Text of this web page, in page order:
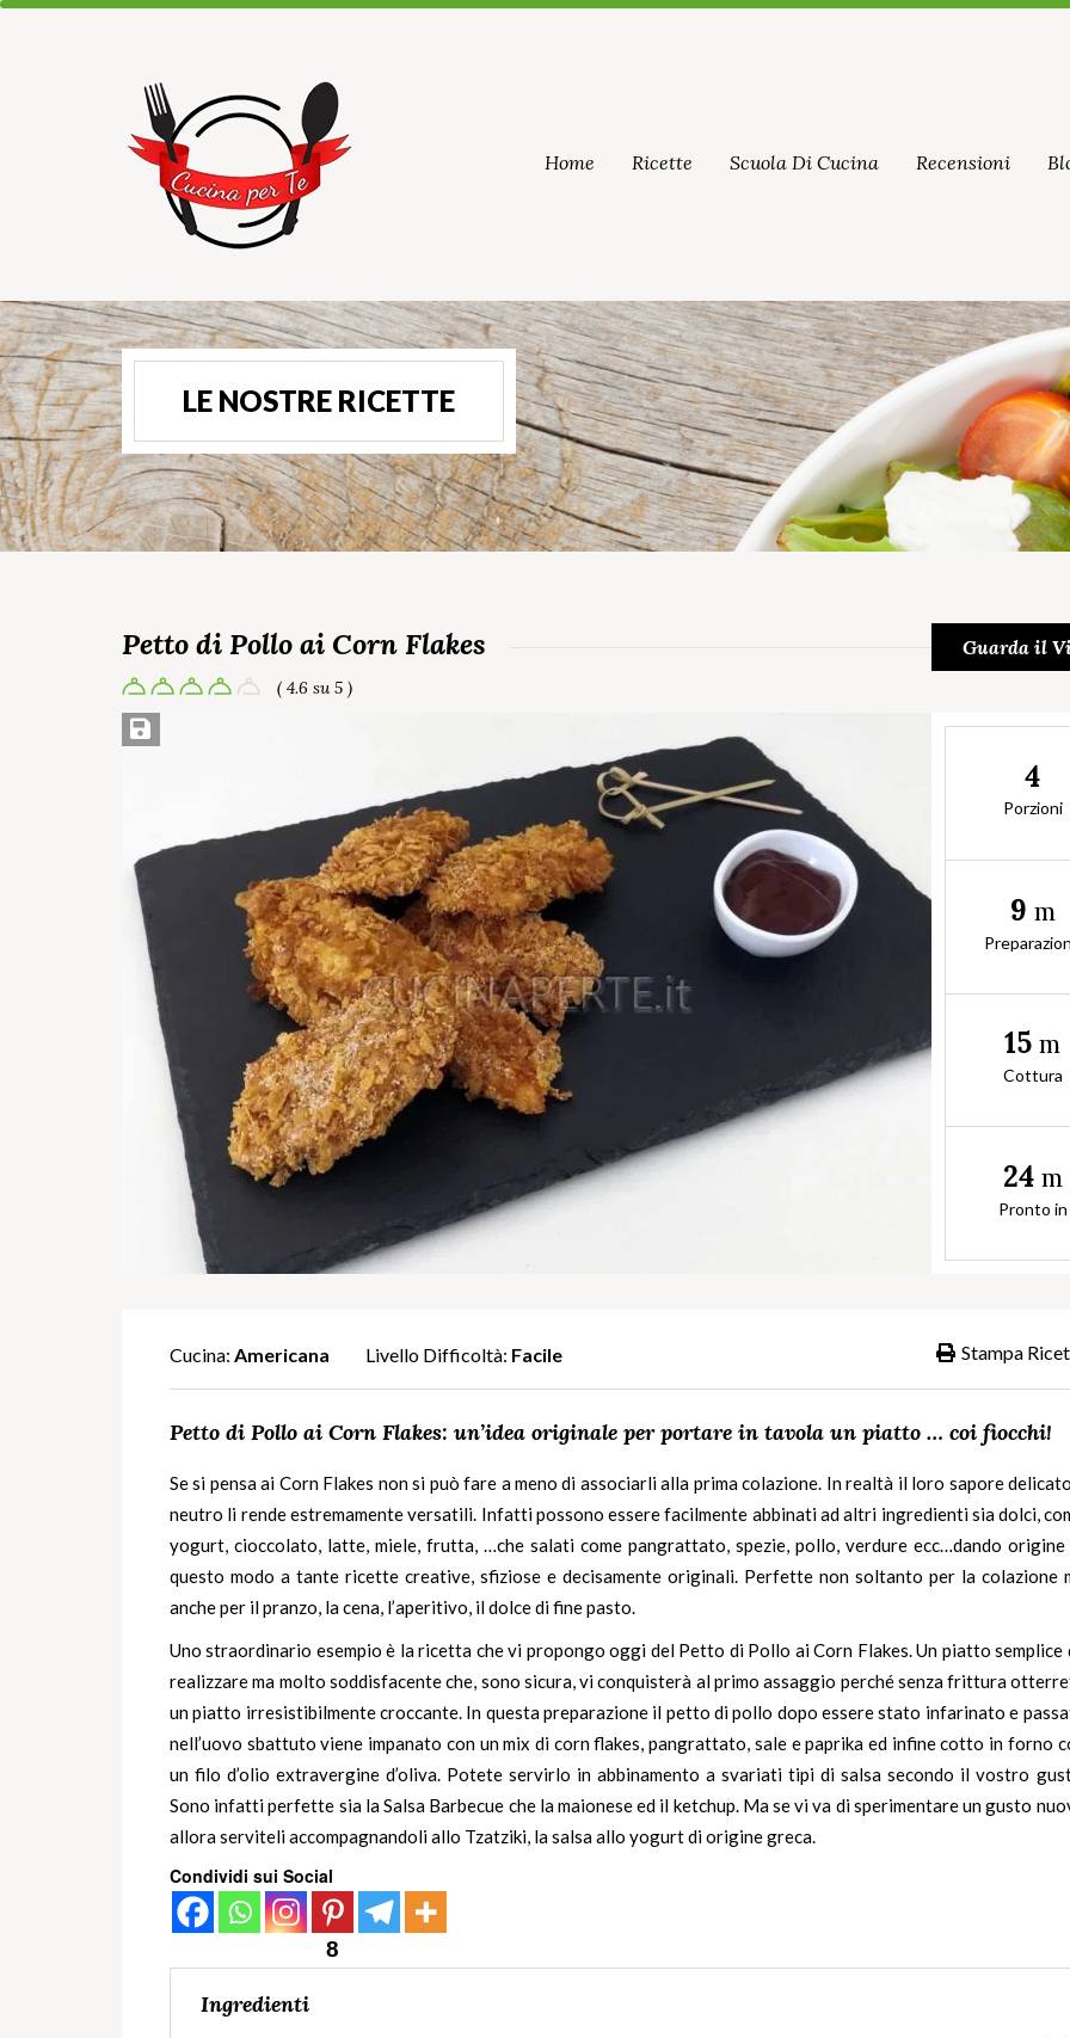
Home Ricette Scuola Di Cucina Recensioni
LE NOSTRE RICETTE
Petto di Pollo ai Corn Flakes
( 4.6 su 5 )
Guarda il
Salva ricetta
4
Porzioni
9 m
15m
Cottura
24 m
Pronto in
Stampa
Cucina: Americana Livello Difficoltà: Facile
Petto di Pollo ai Corn Flakes: un’idea originale per portare in tavola un piatto … coi fiocchi!
Se si pensa ai Corn Flakes non si può fare a meno di associarli alla prima colazione. In realtà il loro sapore
neutro li rende estremamente versatili. Infatti possono essere facilmente abbinati ad altri ingredienti sia dolci,
yogurt, cioccolato, latte, miele, frutta, …che salati come pangrattato, spezie, pollo, verdure ecc…dando origine
questo modo a tante ricette creative, sfiziose e decisamente originali. Perfette non soltanto per la colazione
anche per il pranzo, la cena, l’aperitivo, il dolce di fine pasto.
Uno straordinario esempio è la ricetta che vi propongo oggi del Petto di Pollo ai Corn Flakes. Un piatto semplice
realizzare ma molto soddisfacente che, sono sicura, vi conquisterà al primo assaggio perché senza frittura
un piatto irresistibilmente croccante. In questa preparazione il petto di pollo dopo essere stato infarinato e
nell’uovo sbattuto viene impanato con un mix di corn flakes, pangrattato, sale e paprika ed infine cotto in forno
un filo d’olio extravergine d’oliva. Potete servirlo in abbinamento a svariati tipi di salsa secondo il vostro
Sono infatti perfette sia la Salsa Barbecue che la maionese ed il ketchup. Ma se vi va di sperimentare un gusto
allora serviteli accompagnandoli allo Tzatziki, la salsa allo yogurt di origine greca.
Condividi sui Social
8
Ingredienti